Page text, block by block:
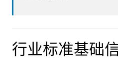
行业标准基础